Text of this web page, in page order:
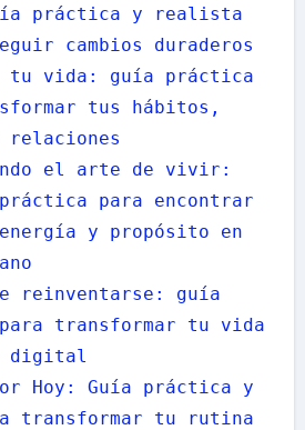
práctica y realista
cambios duraderos
tu vida: guía práctica
tus hábitos,
el arte de vivir:
para encontrar
y propósito en
reinventarse: guía
transformar tu vida
digital
Hoy: Guía práctica y
transformar tu rutina